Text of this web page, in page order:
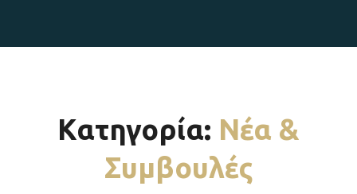
Κατηγορία: Νέα &
Συμβουλές